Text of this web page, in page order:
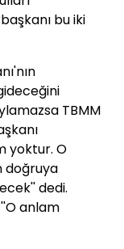
bu iki
TBMM
yoktur. O
doğruya
dedi.
anlam